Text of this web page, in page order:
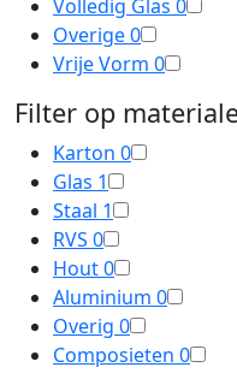
Volledig Glas 0
Overige0
Vrije Vorm 0
Filter op
Karton 0
Glas 1
Staal 1
RVS 0
Hout0
Aluminium 0
Overig 0
Composieten 0